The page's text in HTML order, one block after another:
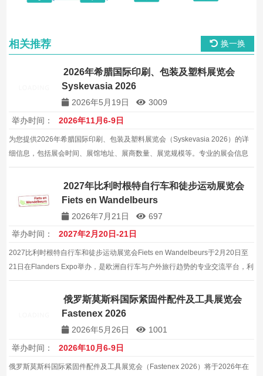
相关推荐 换一换
2026年希腊国际印刷、包装及塑料展览会
Syskevasia 2026
2026年5月19日
3009
举办时间：
2026年11月6-9日
为您提供2026年希腊国际印刷、包装及塑料展览会（Syskevasia 2026）的详
细信息，包括展会时间、展馆地址、展商数量、展览规模等。专业的展会信息
服务，帮助企业拓展国际及全球包装机械市场。
2027年比利时根特自行车和徒步运动展览会
Fiets en Wandelbeurs
2026年7月21日
697
举办时间：
2027年2月20日-21日
2027比利时根特自行车和徒步运动展览会Fiets en Wandelbeurs于2月20日至
21日在Flanders Expo举办，是欧洲自行车与户外旅行趋势的专业交流平台，利
于欧洲布局。，有助于建立稳定的本地合作关系。，是出海目标市场的优选节
俄罗斯莫斯科国际紧固件配件及工具展览会
Fastenex 2026
2026年5月26日
1001
举办时间：
2026年10月6-9日
俄罗斯莫斯科国际紧固件配件及工具展览会（Fastenex 2026）将于2026年在